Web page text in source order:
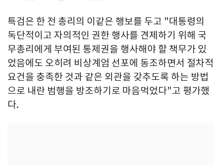
특검은 한 전 총리의 이같은 행보를 두고 "대통령의
독단적이고 자의적인 권한 행사를 견제하기 위해 국
무총리에게 부여된 통제권을 행사해야 할 책무가 있
었음에도 오히려 비상계엄 선포에 동조하면서 절차적
요건을 충족한 것과 같은 외관을 갖추도록 하는 방법
으로 내란 범행을 방조하기로 마음먹었다"고 평가했
다.